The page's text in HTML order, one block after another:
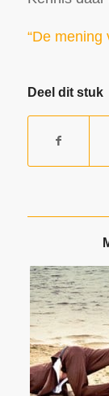
“De mening
Deel dit stuk